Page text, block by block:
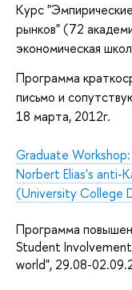
Курс
рынков" (72
экономическая
Программа
письмо и
18 марта, 2012г.
Graduate
Norbert Elias's anti-
(University College
Программа
Student
world", 29.08-